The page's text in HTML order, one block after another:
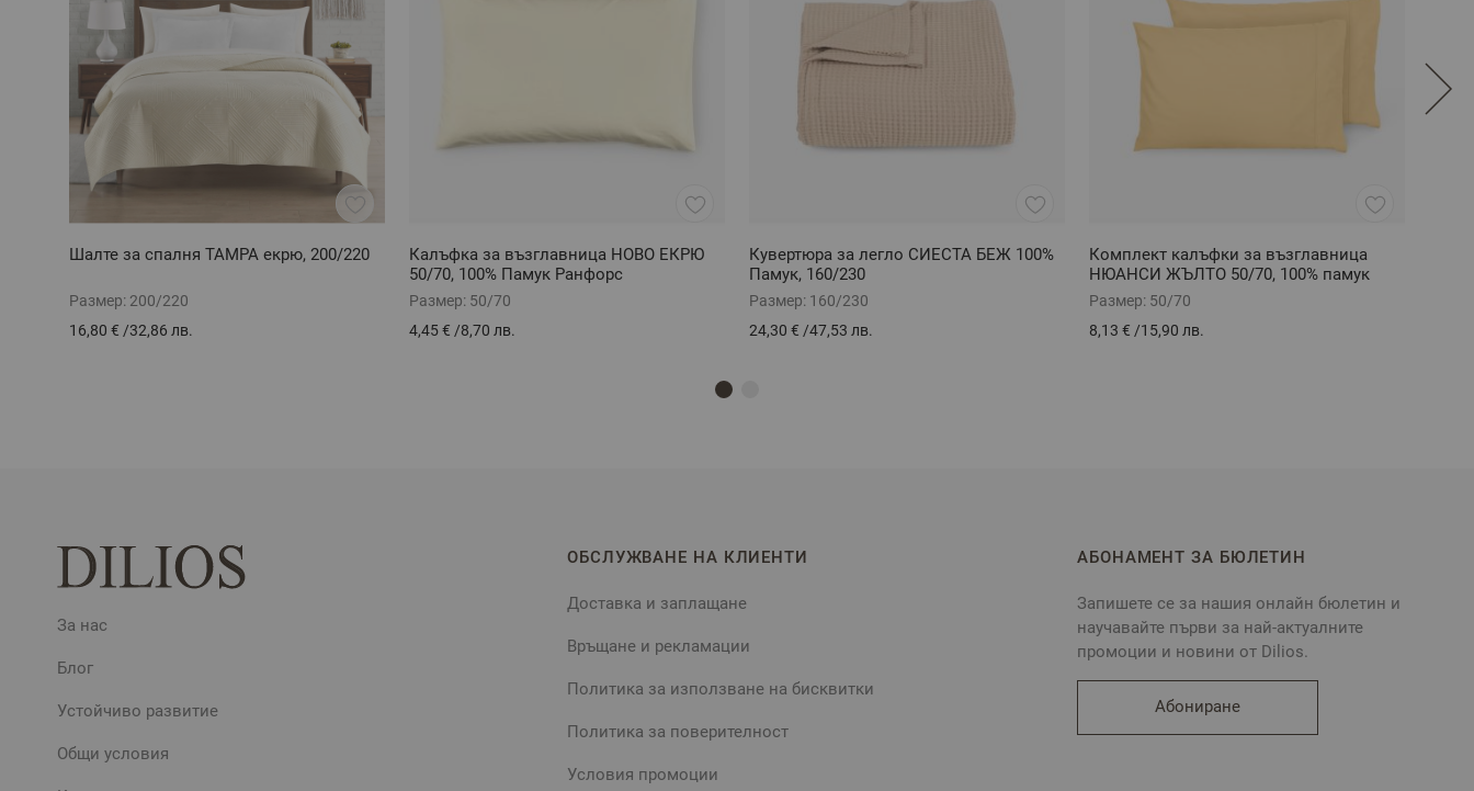
Шалте за спалня ТАМРА екрю, 200/220
Размер: 200/220
16,80 € /32,86 лв.
Калъфка за възглавница НОВО ЕКРЮ
50/70, 100% Памук Ранфорс
Размер: 50/70
4,45 € /8,70 лв.
Кувертюра за легло СИЕСТА БЕЖ 100%
Памук, 160/230
Размер: 160/230
24,30 € /47,53 лв.
Комплект калъфки за възглавница
НЮАНСИ ЖЪЛТО 50/70, 100% памук
ранфорс
Размер: 50/70
8,13 € /15,90 лв.
За нас
Блог
Устойчиво развитие
Общи условия
ОБСЛУЖВАНЕ НА КЛИЕНТИ
Доставка и заплащане
Връщане и рекламации
Политика за използване на бисквитки
Политика за поверителност
Условия промоции
АБОНАМЕНТ ЗА БЮЛЕТИН
Запишете се за нашия онлайн бюлетин и
научавайте първи за най-актуалните
промоции и новини от Dilios.
Абониране